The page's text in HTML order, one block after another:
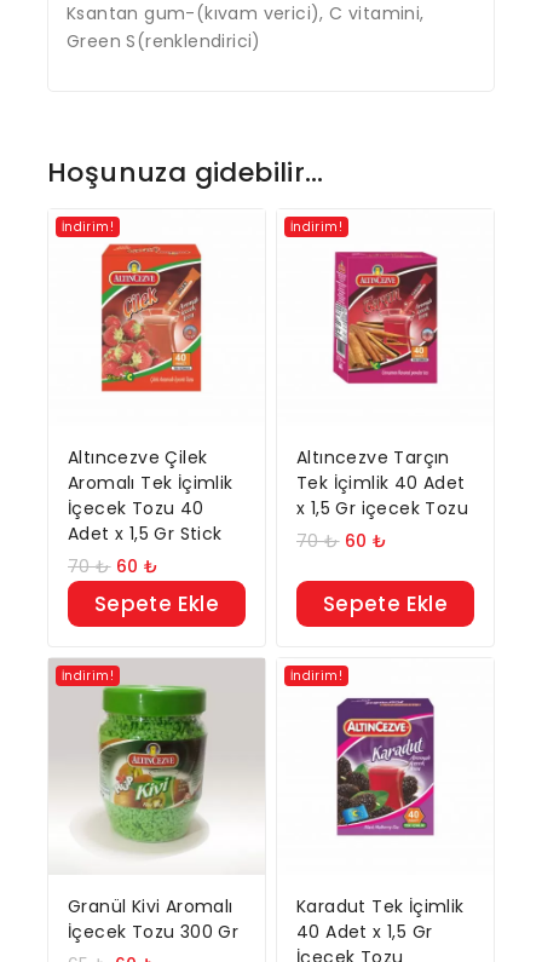
Ksantan gum-(kıvam verici), C vitamini,
Green S(renklendirici)
Hoşunuza gidebilir…
İndirim!
Altıncezve Çilek
Aromalı Tek İçimlik
İçecek Tozu 40
Adet x 1,5 Gr Stick
70₺ 60₺
Sepete Ekle
İndirim!
Altıncezve Tarçın
Tek İçimlik 40 Adet
x 1,5 Gr içecek Tozu
70₺ 60₺
Sepete Ekle
İndirim!
Granül Kivi Aromalı
İçecek Tozu 300 Gr
İndirim!
Karadut Tek İçimlik
40 Adet x 1,5 Gr